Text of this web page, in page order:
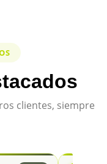
clientes, siempre